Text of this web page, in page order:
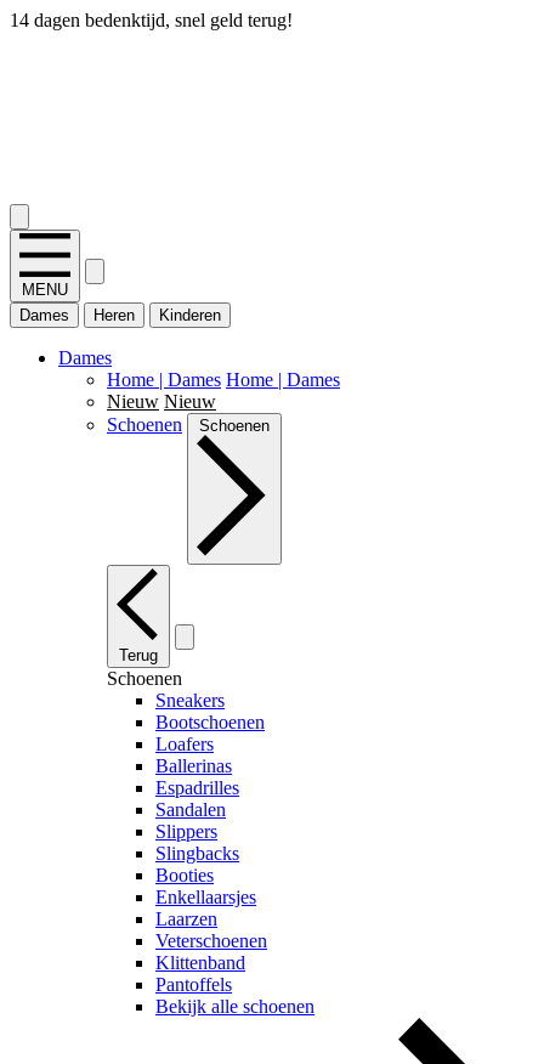
14 dagen bedenktijd, snel geld terug!
MENU
Dames
Heren Kinderen
Dames
Home | Dames Home | Dames
Nieuw Nieuw
Schoenen
Schoenen
Terug
Schoenen
Sneakers
Bootschoenen
Loafers
Ballerinas
Espadrilles
Sandalen
Slippers
Slingbacks
Booties
Enkellaarsjes
Laarzen
Veterschoenen
Klittenband
Pantoffels
Bekijk alle schoenen